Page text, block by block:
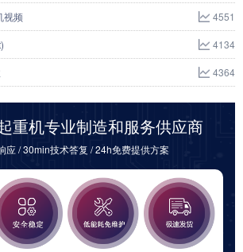
视频 4551
4134
4364
重机专业制造和服务供应商
应 / 30min技术答复 / 24h免费提供方案